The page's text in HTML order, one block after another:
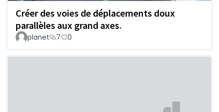
Créer des voies de déplacements doux
parallèles aux grand axes.
planet 7 0